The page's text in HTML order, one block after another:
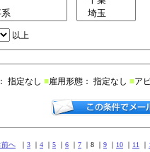
以上
指定なし ■雇用形態： 指定なし ■ア
前へ ｜ 3 ｜ 4 ｜ 5 ｜ 6 ｜ 7 ｜8 ｜ 9 ｜ 10 ｜ 11 ｜